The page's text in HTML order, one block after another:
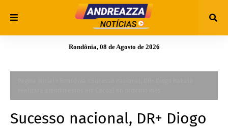
Rondônia, 08 de Agosto de 2026
​Sucesso nacional, DR+ Diogo